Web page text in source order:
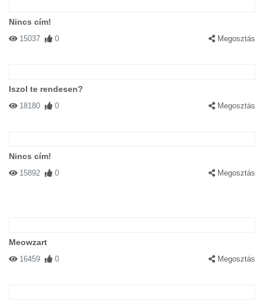
Nincs cím!
15037 0 Megosztás
Iszol te rendesen?
18180 0 Megosztás
Nincs cím!
15892 0 Megosztás
Meowzart
16459 0 Megosztás